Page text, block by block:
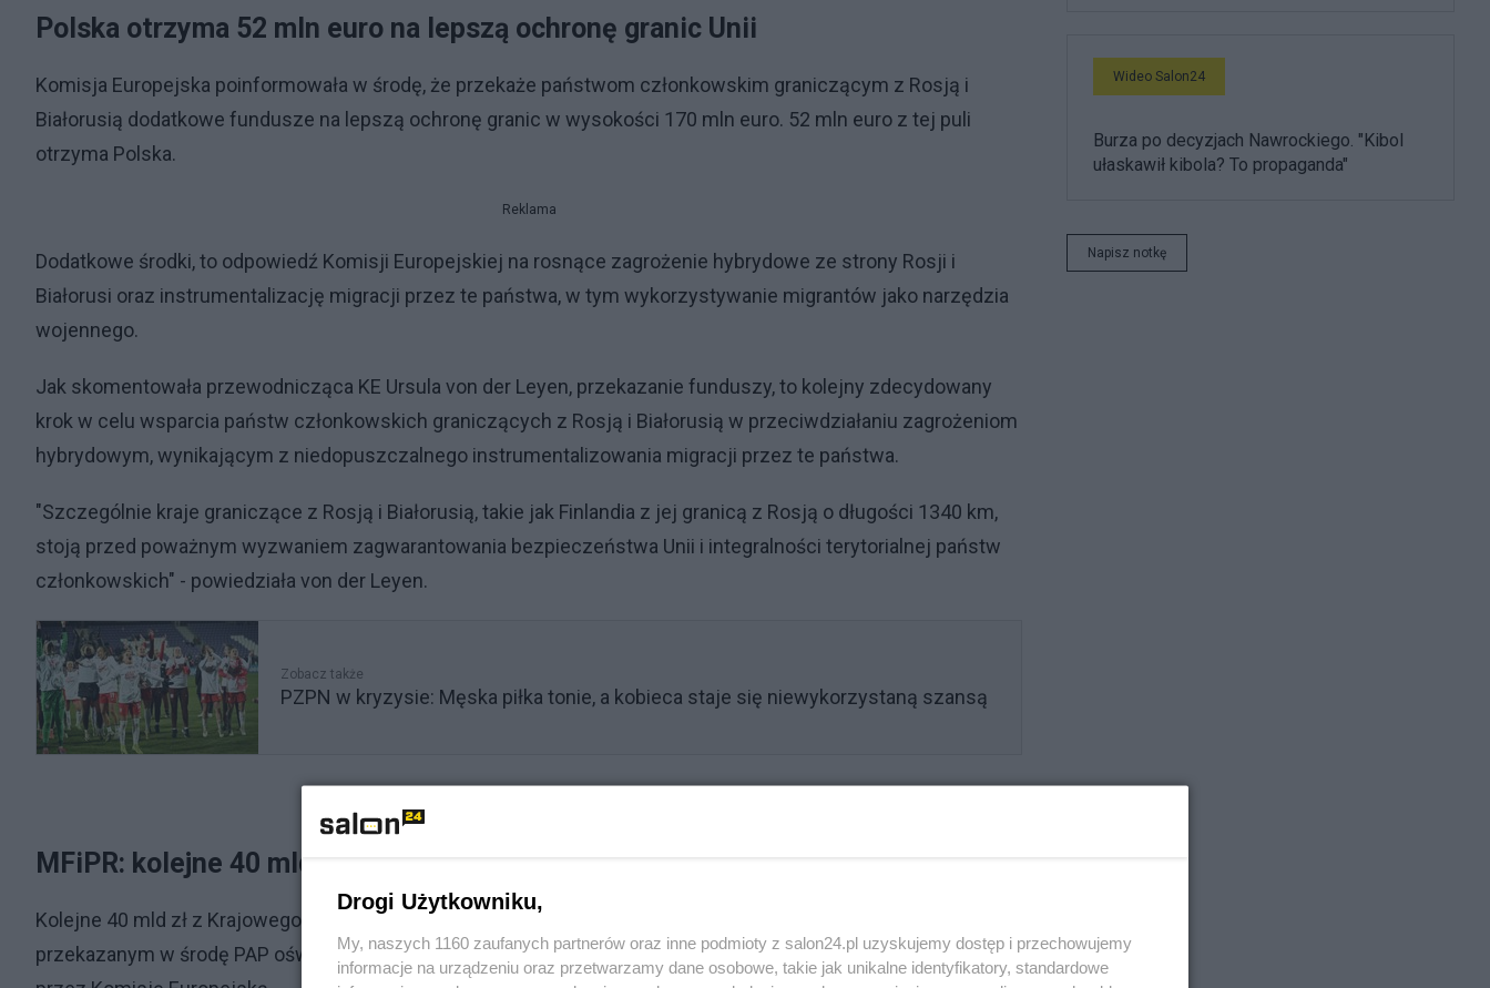
Polska otrzyma 52 mln euro na lepszą ochronę granic Unii
Komisja Europejska poinformowała w środę, że przekaże państwom członkowskim graniczącym z Rosją i
Białorusią dodatkowe fundusze na lepszą ochronę granic w wysokości 170 mln euro. 52 mln euro z tej puli
otrzyma Polska.
Reklama
Dodatkowe środki, to odpowiedź Komisji Europejskiej na rosnące zagrożenie hybrydowe ze strony Rosji i
Białorusi oraz instrumentalizację migracji przez te państwa, w tym wykorzystywanie migrantów jako narzędzia
wojennego.
Jak skomentowała przewodnicząca KE Ursula von der Leyen, przekazanie funduszy, to kolejny zdecydowany
krok w celu wsparcia państw członkowskich graniczących z Rosją i Białorusią w przeciwdziałaniu zagrożeniom
hybrydowym, wynikającym z niedopuszczalnego instrumentalizowania migracji przez te państwa.
"Szczególnie kraje graniczące z Rosją i Białorusią, takie jak Finlandia z jej granicą z Rosją o długości 1340 km,
stoją przed poważnym wyzwaniem zagwarantowania bezpieczeństwa Unii i integralności terytorialnej państw
członkowskich" - powiedziała von der Leyen.
Zobacz także
PZPN w kryzysie: Męska piłka tonie, a kobieca staje się niewykorzystaną szansą
MFiPR: kolejne 40 mld zł z KPO trafi do Polski na "gwiazdkę"
Kolejne 40 mld zł z Krajowego Planu Odbudowy trafi do Polski na "gwiazdkę" - poinformował resort funduszy w
przekazanym w środę PAP oświadczeniu odnosząc się do medialnych informacji o wstrzymaniu wypłat z KPO
Wideo Salon24
Burza po decyzjach Nawrockiego. "Kibol
ułaskawił kibola? To propaganda"
Napisz notkę
Drogi Użytkowniku,
My, naszych 1160 zaufanych partnerów oraz inne podmioty z salon24.pl uzyskujemy dostęp i przechowujemy
informacje na urządzeniu oraz przetwarzamy dane osobowe, takie jak unikalne identyfikatory, standardowe